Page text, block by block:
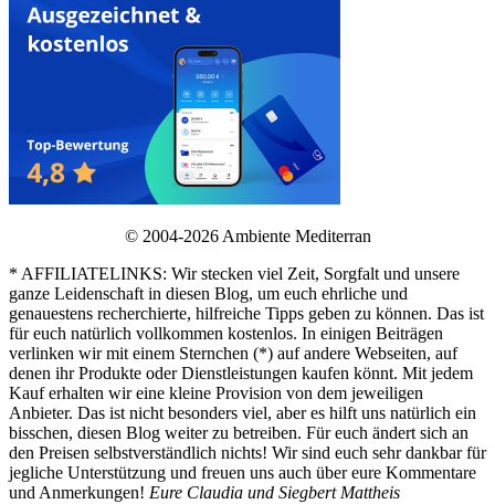
© 2004-2026 Ambiente Mediterran
* AFFILIATELINKS: Wir stecken viel Zeit, Sorgfalt und unsere
ganze Leidenschaft in diesen Blog, um euch ehrliche und
genauestens recherchierte, hilfreiche Tipps geben zu können. Das ist
für euch natürlich vollkommen kostenlos. In einigen Beiträgen
verlinken wir mit einem Sternchen (*) auf andere Webseiten, auf
denen ihr Produkte oder Dienstleistungen kaufen könnt. Mit jedem
Kauf erhalten wir eine kleine Provision von dem jeweiligen
Anbieter. Das ist nicht besonders viel, aber es hilft uns natürlich ein
bisschen, diesen Blog weiter zu betreiben. Für euch ändert sich an
den Preisen selbstverständlich nichts! Wir sind euch sehr dankbar für
jegliche Unterstützung und freuen uns auch über eure Kommentare
und Anmerkungen! Eure Claudia und Siegbert Mattheis